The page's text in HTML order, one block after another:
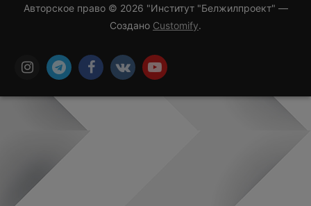
Авторское право © 2026 "Институт "Белжилпроект" —
Создано Customify.